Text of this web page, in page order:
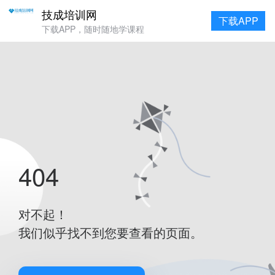
技成培训网
下载APP，随时随地学课程
下载APP
404
对不起！
我们似乎找不到您要查看的页面。